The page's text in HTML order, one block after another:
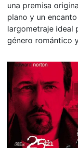
una premisa
plano y un
largometraje ideal
género romántico